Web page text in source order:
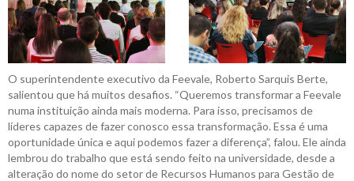
O superintendente executivo da Feevale, Roberto Sarquis Berte,
salientou que há muitos desafios. “Queremos transformar a Feevale
numa instituição ainda mais moderna. Para isso, precisamos de
líderes capazes de fazer conosco essa transformação. Essa é uma
oportunidade única e aqui podemos fazer a diferença”, falou. Ele ainda
lembrou do trabalho que está sendo feito na universidade, desde a
alteração do nome do setor de Recursos Humanos para Gestão de